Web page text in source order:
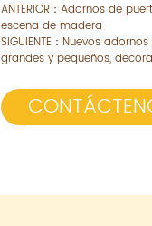
ANTERIOR： Adornos de
escena de madera
SIGUIENTE： Nuevos
grandes y pequeños,